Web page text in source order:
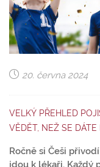
20. června 2024
VELKÝ PŘEHLED
VĚDĚT, NEŽ SE DÁTE
Ročně si Češi